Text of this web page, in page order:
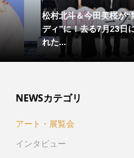
松村北斗＆今田美桜が“
ディ”に！去る7月23日
れた...
NEWSカテゴリ
アート・展覧会
インタビュー